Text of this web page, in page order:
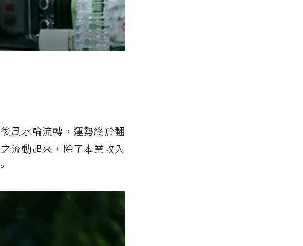
風水輪流轉，運勢終於翻
流動起來，除了本業收入